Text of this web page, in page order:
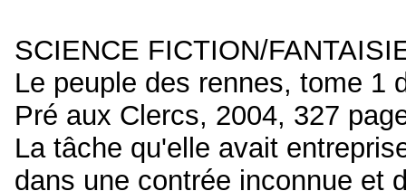
SCIENCE FICTION/
Le peuple des rennes, tome 1
Pré aux Clercs, 2004, 327
La tâche qu'elle avait
dans une contrée inconnue et